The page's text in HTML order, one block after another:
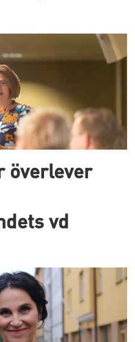
överlever
vd